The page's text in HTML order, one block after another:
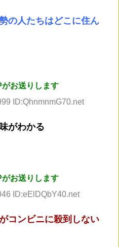
の人たちはどこに住ん
お送りします
ID:QhnmnmG70.net
がわかる
お送りします
ID:eElDQbY40.net
コンビニに殺到しない